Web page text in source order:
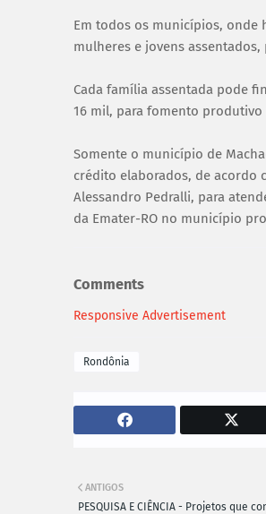
Em todos os municípios, onde
mulheres e jovens
Cada família assentada pode
16 mil, para fomento
Somente o município de
crédito elaborados, de acordo
Alessandro Pedralli, para
da Emater-RO no município
Comments
Responsive Advertisement
Rondônia
ANTIGOS
PESQUISA E CIÊNCIA - Projetos que